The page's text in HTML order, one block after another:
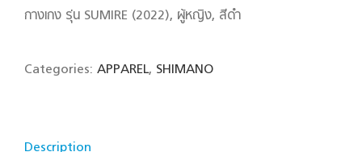
กางเกง รุ่น SUMIRE (2022), ผู้หญิง, สีดำ
Categories: APPAREL, SHIMANO